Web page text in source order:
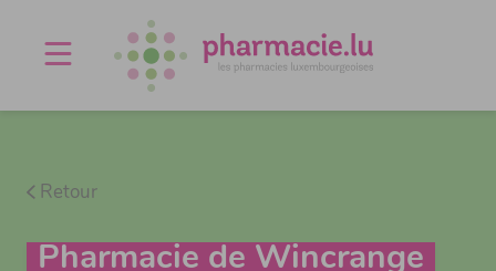
Retour
Pharmacie de Wincrange
Agenda
À propos